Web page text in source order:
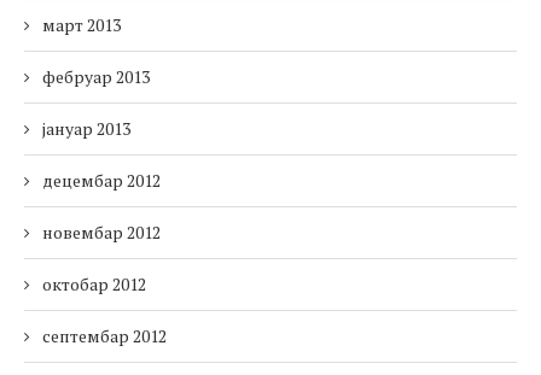
март 2013
фебруар 2013
јануар 2013
децембар 2012
новембар 2012
октобар 2012
септембар 2012